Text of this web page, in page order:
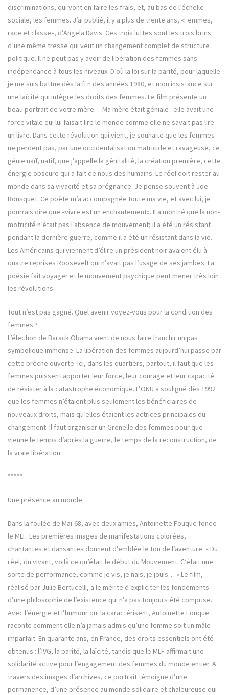
discriminations, qui vont en faire les frais, et, au bas de l’échelle
sociale, les femmes. J’ai publié, il y a plus de trente ans, «Femmes,
race et classe», d’Angela Davis. Ces trois luttes sont les trois brins
d’une même tresse qui veut un changement complet de structure
politique. Il ne peut pas y avoir de libération des femmes sans
indépendance à tous les niveaux. D’où la loi sur la parité, pour laquelle
je me suis battue dès la fi n des années 1980, et mon insistance sur
une laïcité qui intègre les droits des femmes. Le film présente un
beau portrait de votre mère. – Ma mère était géniale : elle avait une
force vitale qui lui faisait lire le monde comme elle ne savait pas lire
un livre. Dans cette révolution qui vient, je souhaite que les femmes
ne perdent pas, par une occidentalisation matricide et ravageuse, ce
génie naïf, natif, que j’appelle la génitalité, la création première, cette
énergie obscure qui a fait de nous des humains. Le réel doit rester au
monde dans sa vivacité et sa prégnance. Je pense souvent à Joë
Bousquet. Ce poète m’a accompagnée toute ma vie, et avec lui, je
pourrais dire que «vivre est un enchantement». Il a montré que la non-
motricité n’était pas l’absence de mouvement; il a été un résistant
pendant la dernière guerre, comme il a été un résistant dans la vie.
Les Américains qui viennent d’élire un président noir avaient élu à
quatre reprises Roosevelt qui n’avait pas l’usage de ses jambes. La
poésie fait voyager et le mouvement psychique peut mener très loin
les révolutions.
Tout n’est pas gagné. Quel avenir voyez-vous pour la condition des
femmes ?
L’élection de Barack Obama vient de nous faire franchir un pas
symbolique immense. La libération des femmes aujourd’hui passe par
cette brèche ouverte. Ici, dans les quartiers, partout, il faut que les
femmes puissent apporter leur force, leur courage et leur capacité
de résister à la catastrophe économique. L’ONU a souligné dès 1992
que les femmes n’étaient plus seulement les bénéficiaires de
nouveaux droits, mais qu’elles étaient les actrices principales du
changement. Il faut organiser un Grenelle des femmes pour que
vienne le temps d’après la guerre, le temps de la reconstruction, de
la vraie libération.
*****
Une présence au monde
Dans la foulée de Mai-68, avec deux amies, Antoinette Fouque fonde
le MLF. Les premières images de manifestations colorées,
chantantes et dansantes donnent d’emblée le ton de l’aventure. « Du
réel, du vivant, voilà ce qu’était le début du Mouvement. C’était une
sorte de performance, comme je vis, je nais, je jouis… » Le film,
réalisé par Julie Bertucelli, a le mérite d’expliciter les fondements
d’une philosophie de l’existence qui n’a pas toujours été comprise.
Avec l’énergie et l’humour qui la caractérisent, Antoinette Fouque
raconte comment elle n’a jamais admis qu’une femme soit un mâle
imparfait. En quarante ans, en France, des droits essentiels ont été
obtenus : l’IVG, la parité, la laïcité, tandis que le MLF affirmait une
solidarité active pour l’engagement des femmes du monde entier. A
travers des images d’archives, ce portrait témoigne d’une
permanence, d’une présence au monde solidaire et chaleureuse qui